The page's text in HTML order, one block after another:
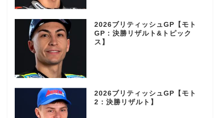
2026ブリティッシュGP【モト
GP：決勝リザルト&トピック
ス】
2026ブリティッシュGP【モト
2：決勝リザルト】